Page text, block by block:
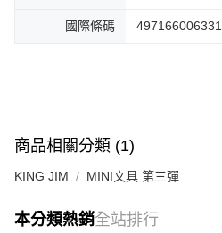
國際條碼
商品相關分類 (1)
KING JIM MINI文具 第三彈
本分類熱銷全站排行